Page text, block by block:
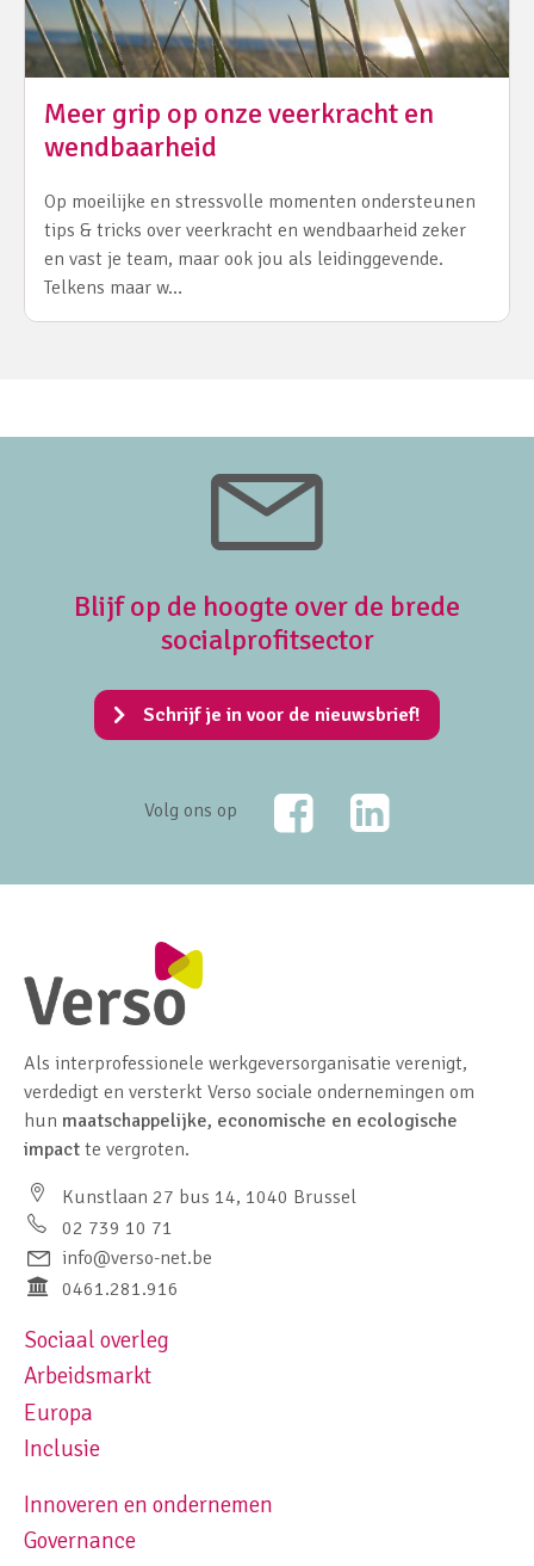
Meer grip op onze veerkracht en
wendbaarheid
Op moeilijke en stressvolle momenten ondersteunen
tips & tricks over veerkracht en wendbaarheid zeker
en vast je team, maar ook jou als leidinggevende.
Telkens maar w…
Blijf op de hoogte over de brede
socialprofitsector
Schrijf je in voor de nieuwsbrief!
Volg ons op
FacebookLinkedIn
Als interprofessionele werkgeversorganisatie verenigt,
verdedigt en versterkt Verso sociale ondernemingen om
hun maatschappelijke, economische en ecologische
impact te vergroten.
Kunstlaan 27 bus 14, 1040 Brussel
02 739 10 71
info@verso-net.be
0461.281.916
Footer navigation left
Sociaal overleg
Arbeidsmarkt
Europa
Inclusie
Footer navigation right
Innoveren en ondernemen
Governance